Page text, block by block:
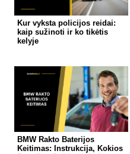
Kur vyksta policijos reidai:
kaip sužinoti ir ko tikėtis
kelyje
BMW Rakto Baterijos
Keitimas: Instrukcija, Kokios